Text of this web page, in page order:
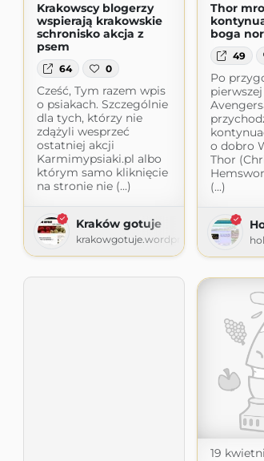
Krakowscy blogerzy
wspierają krakowskie
schronisko akcja z
psem
64 0
Cześć, Tym razem wpis
o psiakach. Szczególnie
dla tych, którzy nie
zdążyli wesprzeć
ostatniej akcji
Karmimypsiaki.pl albo
którym samo kliknięcie
na stronie nie (...)
Kraków gotuje
krakowgotuje.wordpress.com
Thor
boga
49
Po
o dobro
Thor
(...)
19